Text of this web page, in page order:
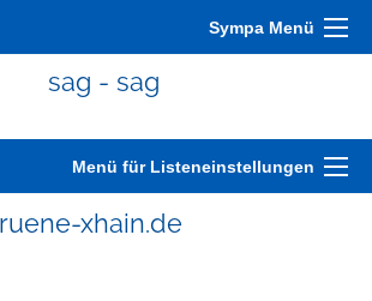
Sympa Menü
sag - sag
Menü für Listeneinstellungen
xhain.de